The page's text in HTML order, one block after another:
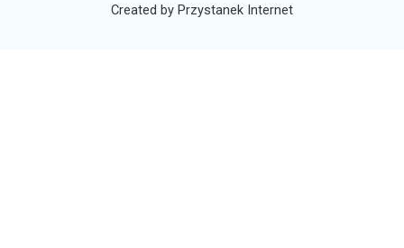
Created by Przystanek Internet